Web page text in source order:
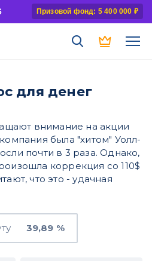
Призовой фонд: 5 400 000 ₽
для денег
внимание на акции
была "хитом" Уолл-
почти в 3 раза. Однако,
коррекция со 110$
что это - удачная
39,89 %